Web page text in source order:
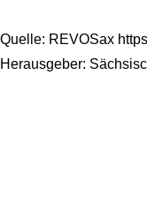
Quelle: REVOSax
Herausgeber: